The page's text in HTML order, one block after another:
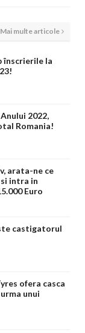
Mai multe articole
înscrierile la
2022,
Romania!
arata-ne ce
si intra in
Euro
castigatorul
ofera casca
unui